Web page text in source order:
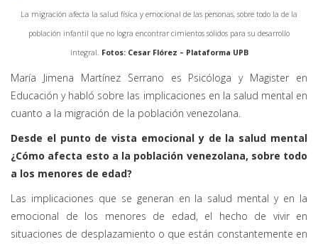
La migración afecta la salud física y emocional de las personas, sobre todo la de la
población infantil que no logra encontrar cimientos sólidos para su desarrollo
integral. Fotos: Cesar Flórez – Plataforma UPB
María Jimena Martínez Serrano es Psicóloga y Magister en
Educación y habló sobre las implicaciones en la salud mental en
cuanto a la migración de la población venezolana.
Desde el punto de vista emocional y de la salud mental
¿Cómo afecta esto a la población venezolana, sobre todo
a los menores de edad?
Las implicaciones que se generan en la salud mental y en la
emocional de los menores de edad, el hecho de vivir en
situaciones de desplazamiento o que están constantemente en